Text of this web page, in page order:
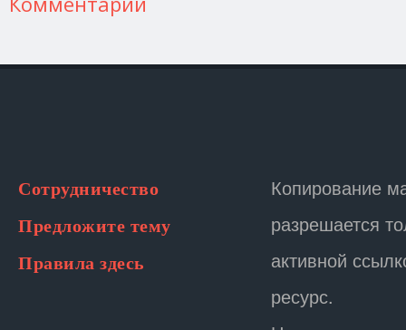
Сотрудничество
Предложите тему
Правила здесь
Копирование
разрешается
активной
ресурс.